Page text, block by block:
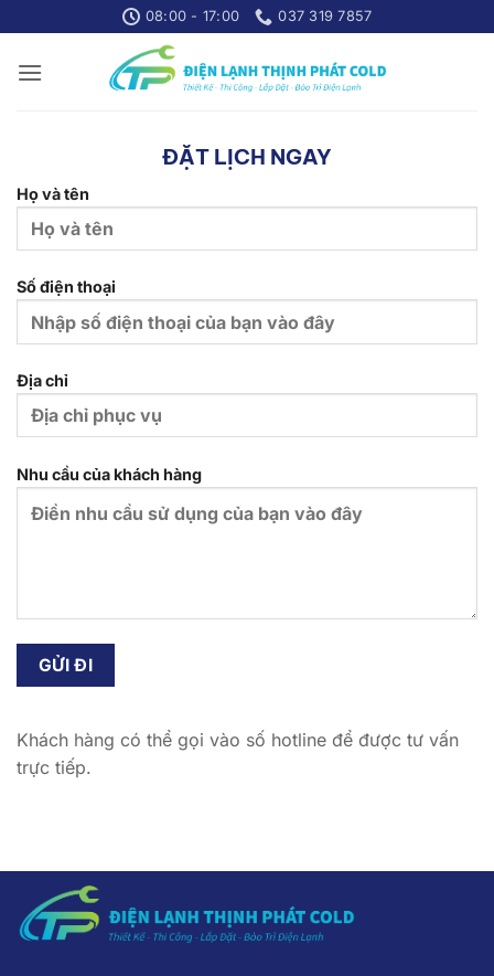
to
content
08:00 - 17:00 037 319 7857
ĐẶT LỊCH NGAY
Họ và tên
Số điện thoại
Địa chỉ
Nhu cầu của khách hàng
Khách hàng có thể gọi vào số hotline để được tư vấn
trực tiếp.